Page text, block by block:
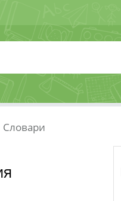
Словари